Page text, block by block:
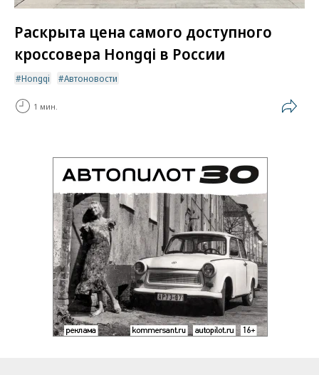
Раскрыта цена самого доступного
кроссовера Hongqi в России
Hongqi Автоновости
1 мин.